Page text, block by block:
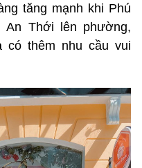
tăng mạnh khi Phú
An Thới lên phường,
có thêm nhu cầu vui